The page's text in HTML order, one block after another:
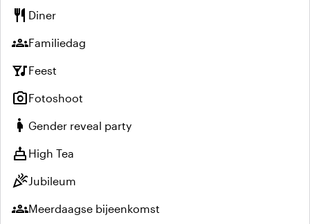
restaurant Diner
groupsFamiliedag
nightlifeFeest
photo_cameraFotoshoot
pregnant_woman Gender reveal party
cake High Tea
celebrationJubileum
groupsMeerdaagse bijeenkomst